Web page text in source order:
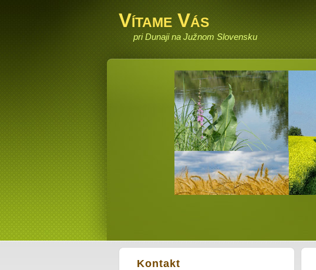
Vítame Vás
pri Dunaji na Južnom Slovensku
Kontakt